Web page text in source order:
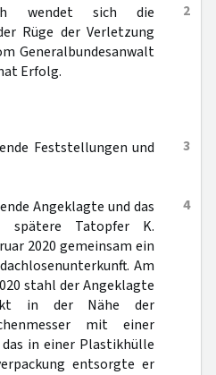
2
wendet sich die
Rüge der Verletzung
Generalbundesanwalt
Erfolg.
3
Feststellungen und
4
Angeklagte und das
spätere Tatopfer K.
2020 gemeinsam ein
Am
stahl der Angeklagte
in der Nähe der
mit einer
in einer Plastikhülle
entsorgte er